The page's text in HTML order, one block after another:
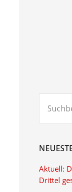
Aktuell:
Drittel